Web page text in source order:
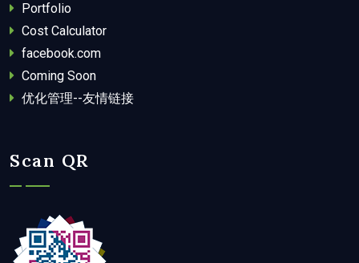
Portfolio
Cost Calculator
facebook.com
Coming Soon
优化管理--友情链接
Scan QR